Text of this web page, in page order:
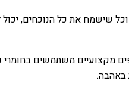
שישמח את כל הנוכחים,
מקצועיים משתמשים בחומרי
באהבה.